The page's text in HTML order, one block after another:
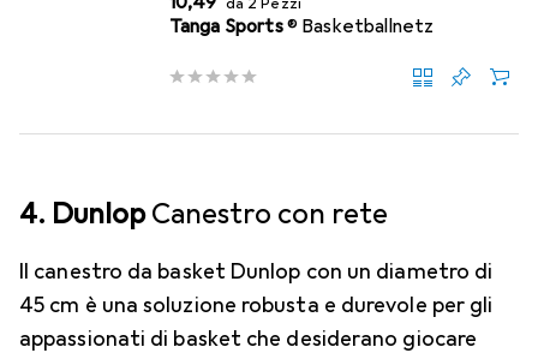
Tanga Sports® Basketballnetz
4. DunlopCanestro con rete
Il canestro da basket Dunlop con un diametro di
45 cm è una soluzione robusta e durevole per gli
appassionati di basket che desiderano giocare